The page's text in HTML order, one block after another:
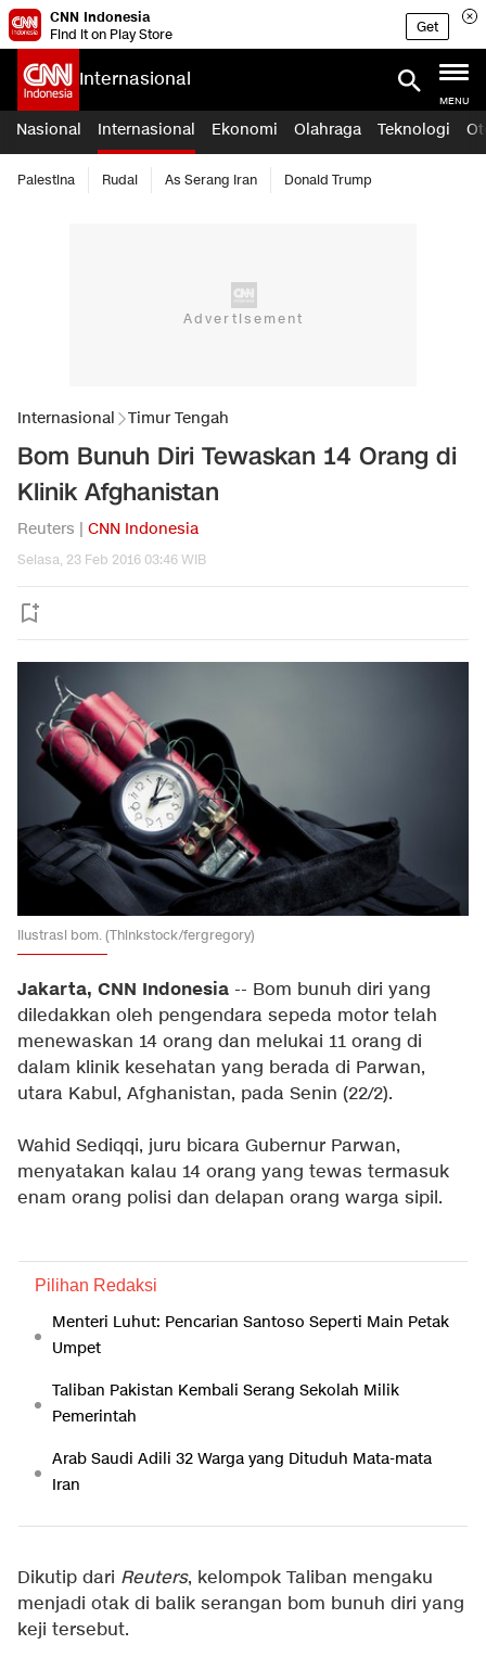
CNN Indonesia
Find it on Play Store
Get
Internasional
MENU
Nasional Internasional Ekonomi Olahraga Teknologi
Palestina Rudal As Serang Iran Donald Trump
Internasional Timur Tengah
Bom Bunuh Diri Tewaskan 14 Orang di
Klinik Afghanistan
Reuters | CNN Indonesia
Selasa, 23 Feb 2016 03:46 WIB
Ilustrasi bom. (Thinkstock/fergregory)
Jakarta, CNN Indonesia -- Bom bunuh diri yang
diledakkan oleh pengendara sepeda motor telah
menewaskan 14 orang dan melukai 11 orang di
dalam klinik kesehatan yang berada di Parwan,
utara Kabul, Afghanistan, pada Senin (22/2).
Wahid Sediqqi, juru bicara Gubernur Parwan,
menyatakan kalau 14 orang yang tewas termasuk
enam orang polisi dan delapan orang warga sipil.
Pilihan Redaksi
Menteri Luhut: Pencarian Santoso Seperti Main Petak
Umpet
Taliban Pakistan Kembali Serang Sekolah Milik
Pemerintah
Arab Saudi Adili 32 Warga yang Dituduh Mata-mata
Iran
Dikutip dari Reuters, kelompok Taliban mengaku
menjadi otak di balik serangan bom bunuh diri yang
keji tersebut.